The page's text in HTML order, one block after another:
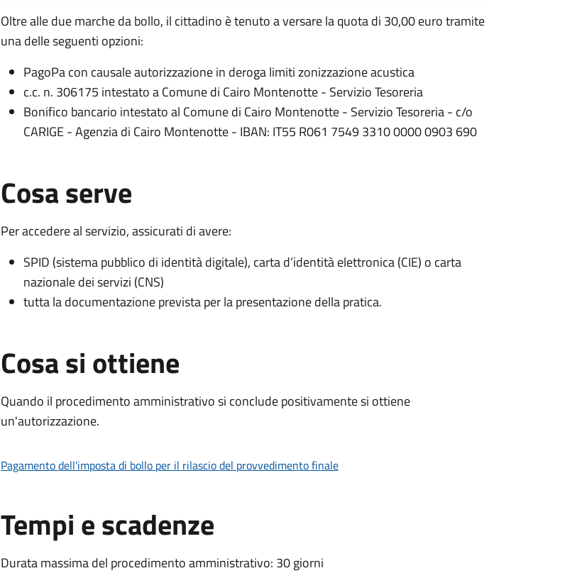
Oltre alle due marche da bollo, il cittadino è tenuto a versare la quota di 30,00 euro tramite
una delle seguenti opzioni:
PagoPa con causale autorizzazione in deroga limiti zonizzazione acustica
c.c. n. 306175 intestato a Comune di Cairo Montenotte - Servizio Tesoreria
Bonifico bancario intestato al Comune di Cairo Montenotte - Servizio Tesoreria - c/o
CARIGE - Agenzia di Cairo Montenotte - IBAN: IT55 R061 7549 3310 0000 0903 690
Cosa serve
Per accedere al servizio, assicurati di avere:
SPID (sistema pubblico di identità digitale), carta d’identità elettronica (CIE) o carta
nazionale dei servizi (CNS)
tutta la documentazione prevista per la presentazione della pratica.
Cosa si ottiene
Quando il procedimento amministrativo si conclude positivamente si ottiene
un'autorizzazione.
Pagamento dell'imposta di bollo per il rilascio del provvedimento finale
Tempi e scadenze
Durata massima del procedimento amministrativo: 30 giorni